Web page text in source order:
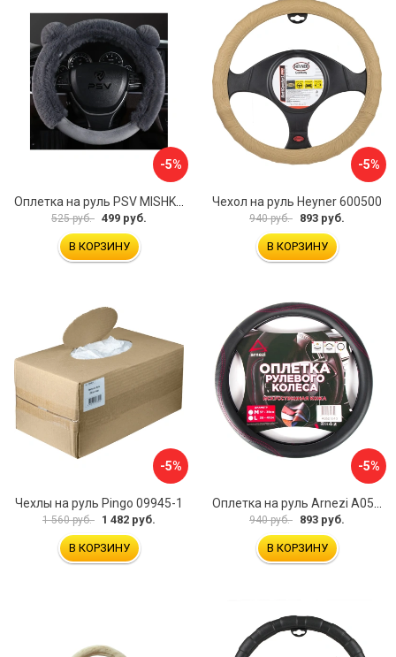
-5%
525 руб. 499 руб.
В КОРЗИНУ
-5%
Чехол на руль Heyner 600500
940 руб. 893 руб.
В КОРЗИНУ
-5%
Чехлы на руль Pingo 09945-1
1 560 руб. 1 482 руб.
В КОРЗИНУ
-5%
940 руб. 893 руб.
В КОРЗИНУ